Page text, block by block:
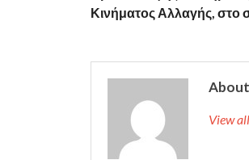
Κινήματος Αλλαγής, στο
View